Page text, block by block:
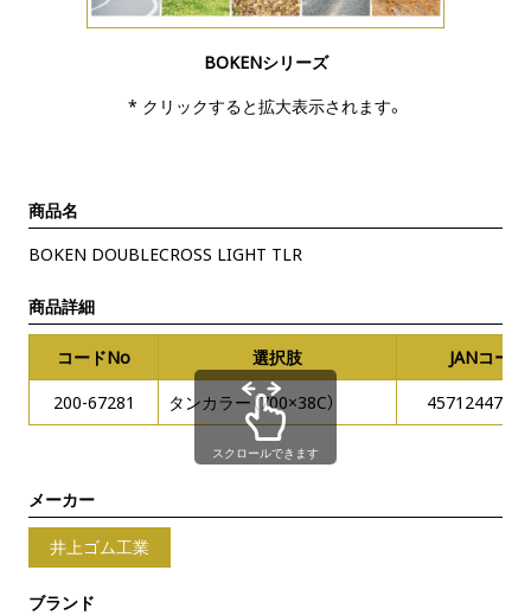
BOKENシリーズ
* クリックすると拡大表示されます。
商品名
BOKEN DOUBLECROSS LIGHT TLR
商品詳細
コードNo 選択肢
JANコード
200-67281
タンカラー（700×38C）
スクロールできます
メーカー
井上ゴム工業
ブランド